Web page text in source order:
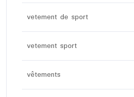
vetement de sport
vetement sport
vêtements